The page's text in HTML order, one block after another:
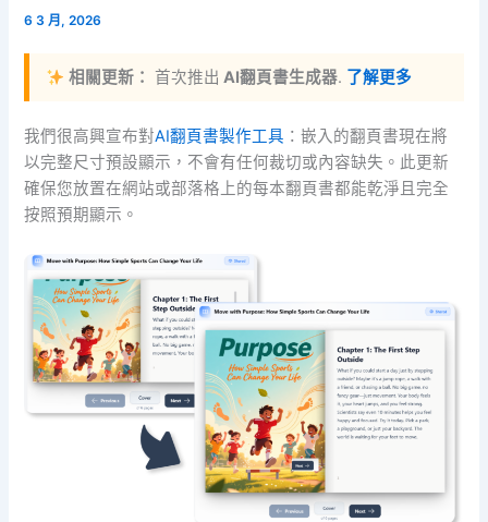
6 3 月, 2026
相關更新： 首次推出 AI翻頁書生成器. 了解更多
我們很高興宣布對AI翻頁書製作工具 ：嵌入的翻頁書現在將
以完整尺寸預設顯示，不會有任何裁切或內容缺失。此更新
確保您放置在網站或部落格上的每本翻頁書都能乾淨且完全
按照預期顯示。